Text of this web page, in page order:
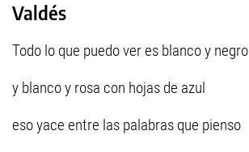
Valdés
Todo lo que puedo ver es blanco y negro
y blanco y rosa con hojas de azul
eso yace entre las palabras que pienso